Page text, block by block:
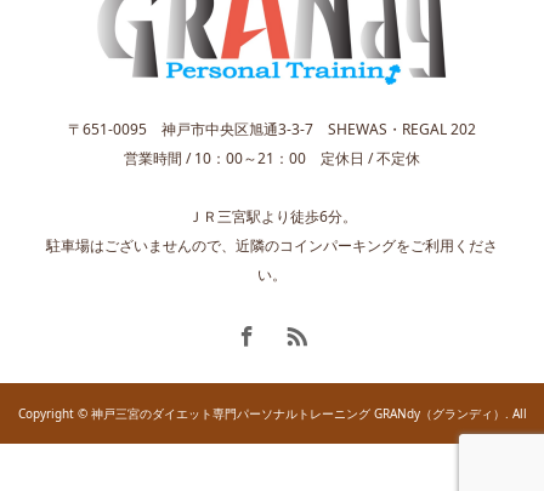
〒651-0095 神戸市中央区旭通3-3-7 SHEWAS・REGAL 202
営業時間 / 10：00～21：00 定休日 / 不定休
ＪＲ三宮駅より徒歩6分。
駐車場はございませんので、近隣のコインパーキングをご利用くださ
い。
Copyright © 神戸三宮のダイエット専門パーソナルトレーニング GRANdy（グランディ）. All